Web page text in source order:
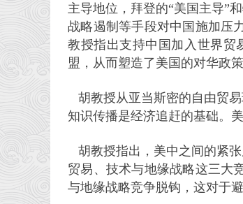
主导地位，拜登的“美国主导”
战略遏制等手段对中国施加压
教授指出支持中国加入世界贸
盟，从而塑造了美国的对华政策
胡教授从亚当斯密的自由贸
知识传播是经济追赶的基础。
胡教授指出，美中之间的紧
贸易、技术与地缘战略这三大
与地缘战略竞争脱钩，这对于